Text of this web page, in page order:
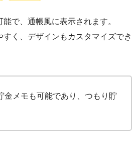
能で、通帳風に表示されます。
く、デザインもカスタマイズでき
金メモも可能であり、つもり貯